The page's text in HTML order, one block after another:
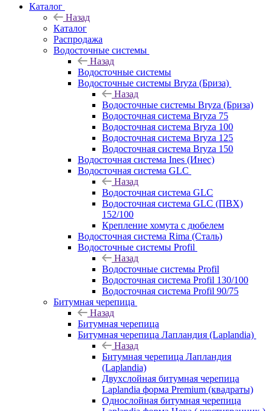
Каталог
Назад
Каталог
Распродажа
Водосточные системы
Назад
Водосточные системы
Водосточные системы Bryza (Бриза)
Назад
Водосточные системы Bryza (Бриза)
Водосточная система Bryza 75
Водосточная система Bryza 100
Водосточная система Bryza 125
Водосточная система Bryza 150
Водосточная система Ines (Инес)
Водосточная система GLC
Назад
Водосточная система GLC
Водосточная система GLC (ПВХ)
152/100
Крепление хомута с дюбелем
Водосточная система Rima (Сталь)
Водосточные системы Profil
Назад
Водосточные системы Profil
Водосточная система Profil 130/100
Водосточная система Profil 90/75
Битумная черепица
Назад
Битумная черепица
Битумная черепица Лапландия (Laplandia)
Назад
Битумная черепица Лапландия
(Laplandia)
Двухслойная битумная черепица
Laplandia форма Premium (квадраты)
Однослойная битумная черепица